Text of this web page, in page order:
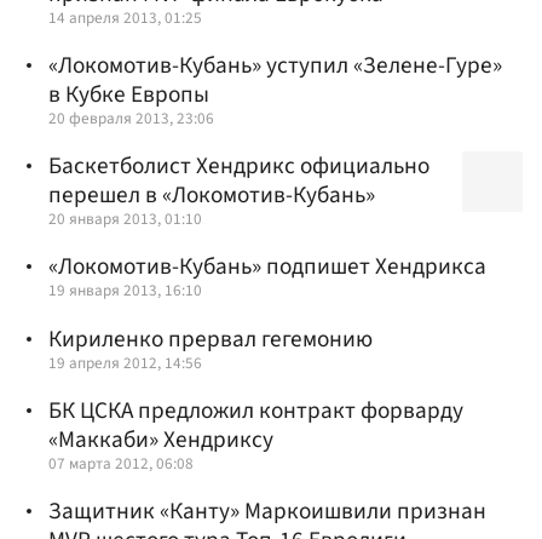
14 апреля 2013, 01:25
«Локомотив-Кубань» уступил «Зелене-Гуре»
в Кубке Европы
20 февраля 2013, 23:06
Баскетболист Хендрикс официально
перешел в «Локомотив-Кубань»
20 января 2013, 01:10
«Локомотив-Кубань» подпишет Хендрикса
19 января 2013, 16:10
Кириленко прервал гегемонию
19 апреля 2012, 14:56
БК ЦСКА предложил контракт форварду
«Маккаби» Хендриксу
07 марта 2012, 06:08
Защитник «Канту» Маркоишвили признан